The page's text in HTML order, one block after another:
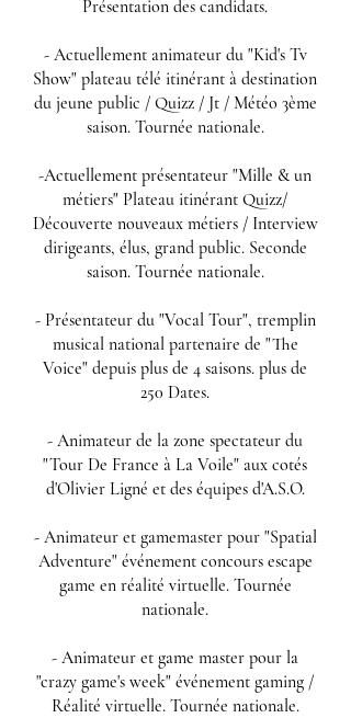
Présentation des candidats.
- Actuellement animateur du "Kid's Tv
Show" plateau télé itinérant à destination
du jeune public / Quizz / Jt / Météo 3ème
saison. Tournée nationale.
-Actuellement présentateur "Mille & un
métiers" Plateau itinérant Quizz/
Découverte nouveaux métiers / Interview
dirigeants, élus, grand public. Seconde
saison. Tournée nationale.
- Présentateur du "Vocal Tour", tremplin
musical national partenaire de "The
Voice" depuis plus de 4 saisons. plus de
250 Dates.
- Animateur de la zone spectateur du
"Tour De France à La Voile" aux cotés
d'Olivier Ligné et des équipes d'A.S.O.
- Animateur et gamemaster pour "Spatial
Adventure" événement concours escape
game en réalité virtuelle. Tournée
nationale.
- Animateur et game master pour la
"crazy game's week" événement gaming /
Réalité virtuelle. Tournée nationale.